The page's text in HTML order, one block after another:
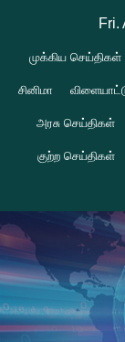
content
Fri.
முக்கிய செய்திகள்
சினிமா
அரசு செய்திகள்
குற்ற செய்திகள்